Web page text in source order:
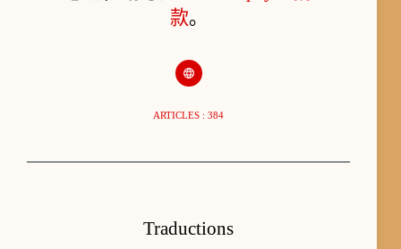
款。
ARTICLES : 384
Traductions